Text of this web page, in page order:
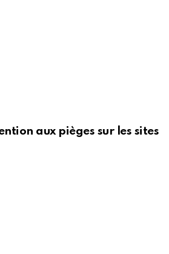
aux pièges sur les sites